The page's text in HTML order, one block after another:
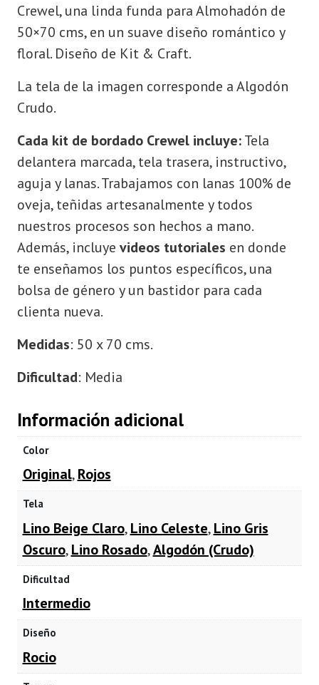
Crewel, una linda funda para Almohadón de
50×70 cms, en un suave diseño romántico y
floral. Diseño de Kit & Craft.
La tela de la imagen corresponde a Algodón
Crudo.
Cada kit de bordado Crewel incluye:Tela
delantera marcada, tela trasera, instructivo,
aguja y lanas. Trabajamos con lanas 100% de
oveja, teñidas artesanalmente y todos
nuestros procesos son hechos a mano.
Además, incluye videos tutoriales en donde
te enseñamos los puntos específicos, una
bolsa de género y un bastidor para cada
clienta nueva.
Medidas: 50 x 70 cms.
Dificultad: Media
Información adicional
Color
Original,Rojos
Tela
Lino Beige Claro,Lino Celeste,Lino Gris
Oscuro,Lino Rosado,Algodón (Crudo)
Dificultad
Intermedio
Diseño
Rocio